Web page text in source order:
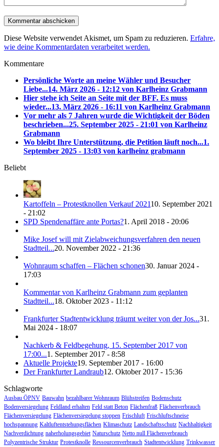
Diese Website verwendet Akismet, um Spam zu reduzieren. Erfahre,
wie deine Kommentardaten verarbeitet werden.
Kommentare
Persönliche Worte an meine Wähler und Besucher
Liebe...14. März 2026 - 12:12 von Karlheinz Grabmann
Hier stehe ich Seite an Seite mit der BFF. Es muss
wieder...13. März 2026 - 16:11 von Karlheinz Grabmann
Vor mehr als 7 Jahren wurde die Wichtigkeit der Böden
beschrieben...25. September 2025 - 21:01 von Karlheinz
Grabmann
Wo bleibt Ihre Unterstützung, die Petition läuft noch...1.
September 2025 - 13:03 von karlheinz grabmann
Beliebt
Kartoffeln – Protestknollen Verkauf 202110. September 2021
- 21:02
SPD Spendenaffäre ante Portas?1. April 2018 - 20:06
Mike Josef will mit Zielabweichungsverfahren den neuen
Stadtteil...20. November 2022 - 21:36
Wohnraum schaffen – Flächen schonen30. Januar 2024 -
17:03
Kommentar von Karlheinz Grabmann zum geplanten
Stadtteil...18. Oktober 2023 - 11:12
Frankfurter Stadtentwicklung träumt weiter von der Jos...31.
Mai 2024 - 18:07
Nachkerb & Feldbegehung, 15. September 2017 von
17:00...1. September 2017 - 8:58
Aktuelle Projekte19. September 2017 - 16:00
Der Frankfurter Landraub12. Oktober 2017 - 15:36
Schlagworte
Ausbau ÖPNV Bauwahn bezahlbarer Wohnraum Blühstreifen Bodenschutz
Bodenversiegelung Feldland erhalten Feld statt Beton Flächenfraß Flächenverbrauch
Flächenversiegelung Flächenversiegelung stoppen Frischluft Frischluftschneise
hochspannung Kaltluftentstehungsflächen Klimaschutz Landschaftsschutz Nachhaltigkeit
Nachverdichtung naherholungsgebiet Naturschutz Netto null Flächenverbrauch
Polyzentrische Struktur Protestknolle Ressourcenverbrauch Stadtentwicklung Trinkwasser